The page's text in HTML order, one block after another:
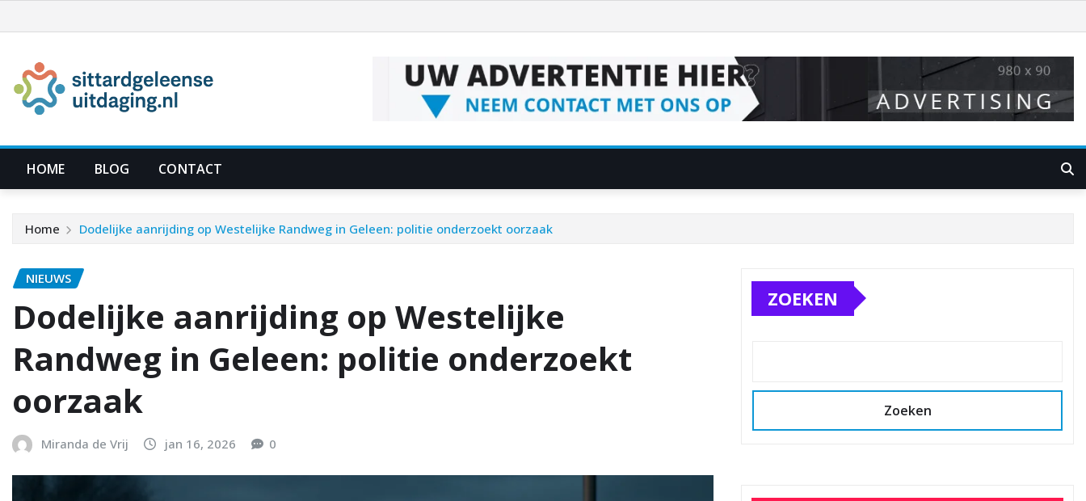
naar
inhoud
HOME BLOG CONTACT
Home Dodelijke aanrijding op Westelijke Randweg in Geleen: politie onderzoekt oorzaak
NIEUWS
Dodelijke aanrijding op Westelijke
Randweg in Geleen: politie onderzoekt
oorzaak
Miranda de Vrij jan 16, 2026 0
ZOEKEN
Zoeken